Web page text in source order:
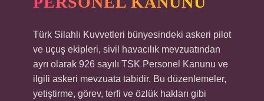
Türk Silahlı Kuvvetleri bünyesindeki askeri pilot
ve uçuş ekipleri, sivil havacılık mevzuatından
ayrı olarak 926 sayılı TSK Personel Kanunu ve
ilgili askeri mevzuata tabidir. Bu düzenlemeler,
yetiştirme, görev, terfi ve özlük hakları gibi